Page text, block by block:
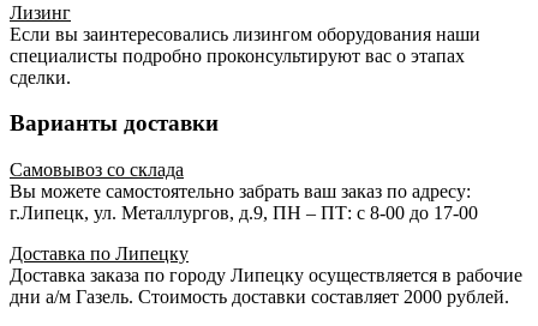
Лизинг
Если вы заинтересовались лизингом оборудования наши
специалисты подробно проконсультируют вас о этапах
сделки.
Варианты доставки
Самовывоз со склада
Вы можете самостоятельно забрать ваш заказ по адресу:
г.Липецк, ул. Металлургов, д.9, ПН – ПТ: с 8-00 до 17-00
Доставка по Липецку
Доставка заказа по городу Липецку осуществляется в рабочие
дни а/м Газель. Стоимость доставки составляет 2000 рублей.